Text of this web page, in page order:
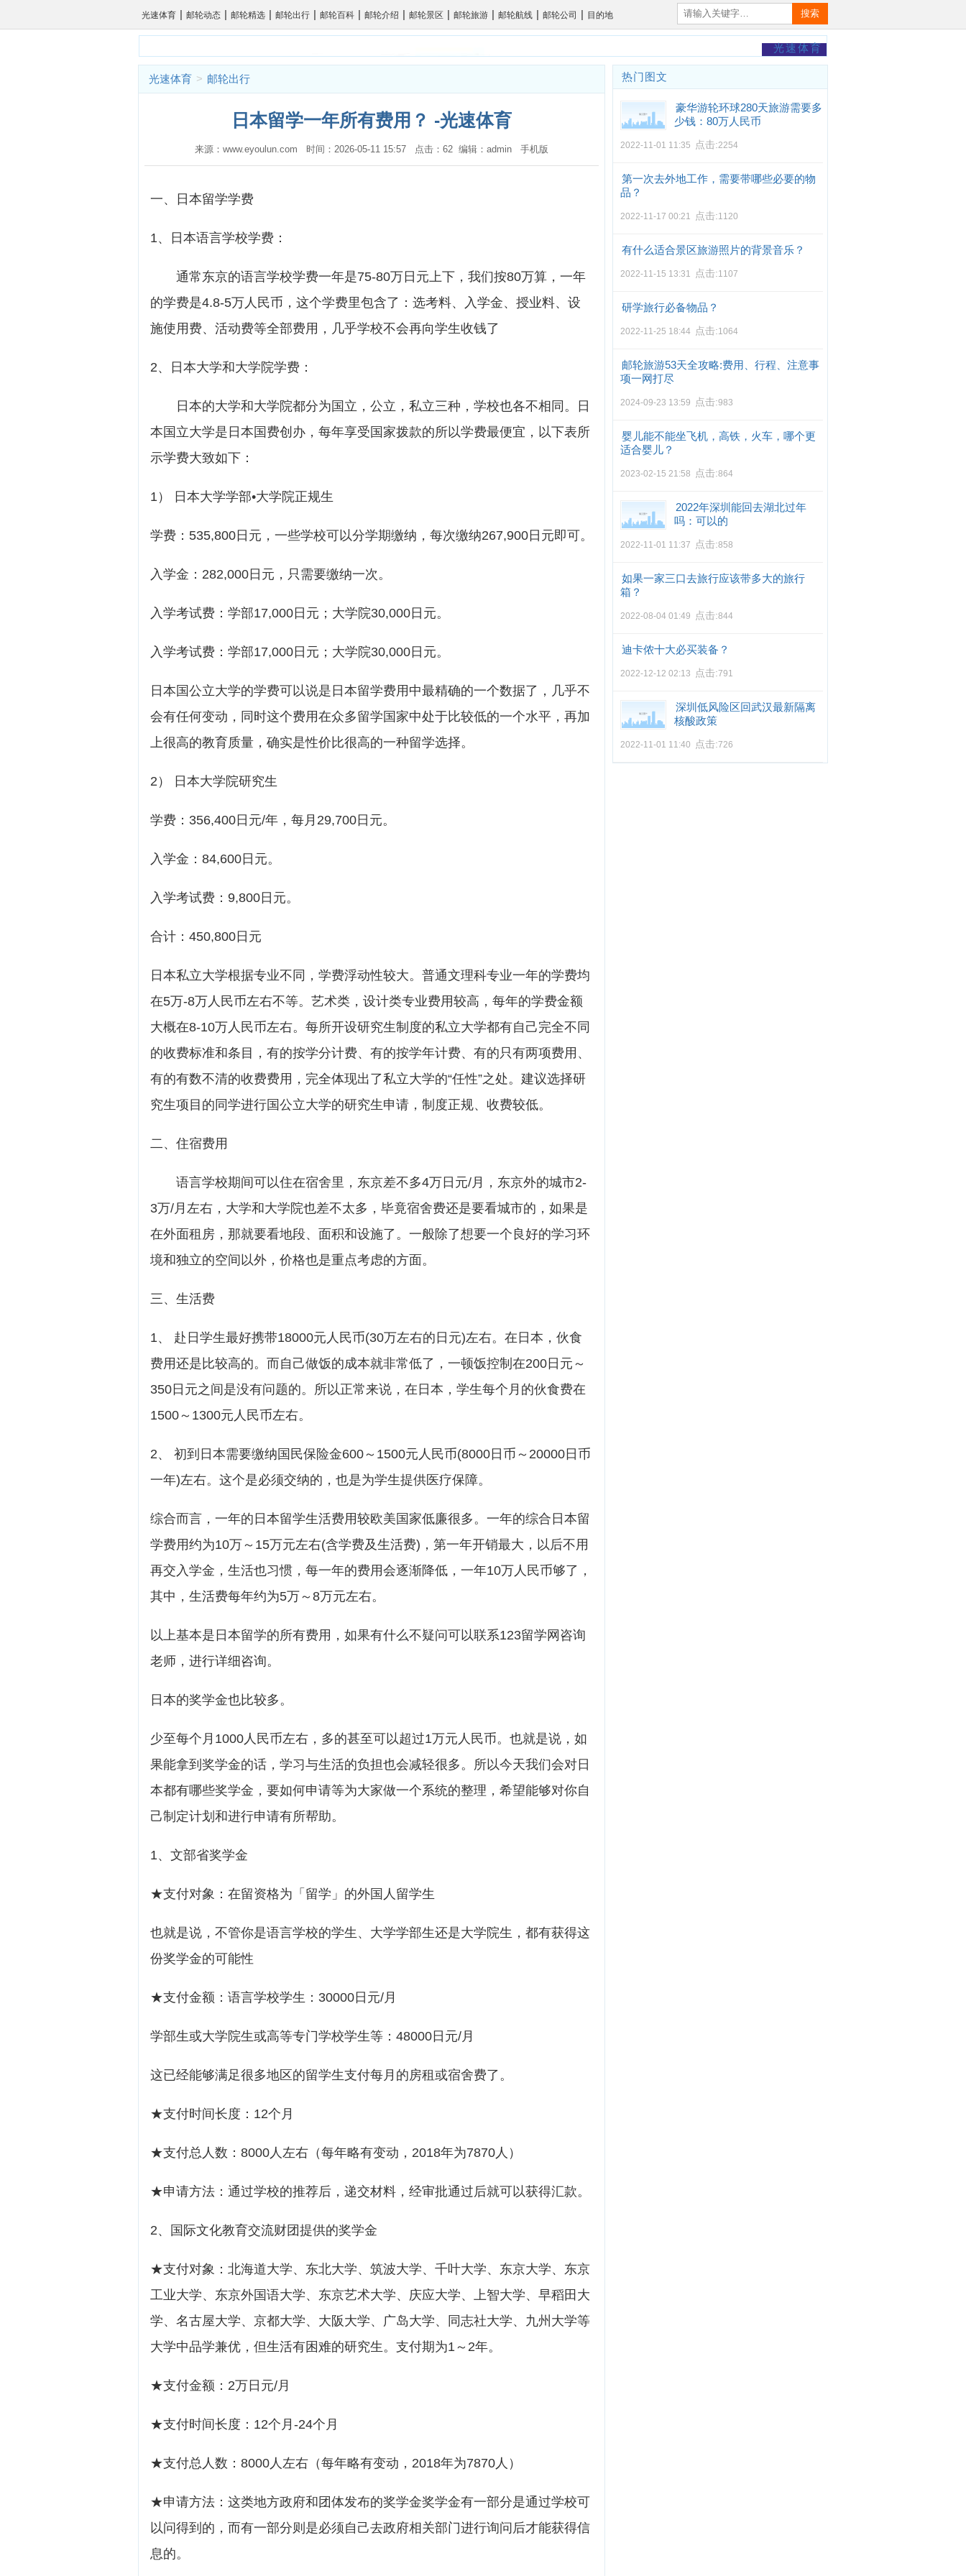
光速体育 | 邮轮动态 | 邮轮精选 | 邮轮出行 | 邮轮百科 | 邮轮介绍 | 邮轮景区 | 邮轮旅游 | 邮轮航线 | 邮轮公司 | 目的地 搜索
光速体育
光速体育 > 邮轮出行
日本留学一年所有费用？ -光速体育
来源：www.eyoulun.com 时间：2026-05-11 15:57 点击：62 编辑：admin 手机版
一、日本留学学费
1、日本语言学校学费：
通常东京的语言学校学费一年是75-80万日元上下，我们按80万算，一年
的学费是4.8-5万人民币，这个学费里包含了：选考料、入学金、授业料、设
施使用费、活动费等全部费用，几乎学校不会再向学生收钱了
2、日本大学和大学院学费：
日本的大学和大学院都分为国立，公立，私立三种，学校也各不相同。日
本国立大学是日本国费创办，每年享受国家拨款的所以学费最便宜，以下表所
示学费大致如下：
1） 日本大学学部•大学院正规生
学费：535,800日元，一些学校可以分学期缴纳，每次缴纳267,900日元即可。
入学金：282,000日元，只需要缴纳一次。
入学考试费：学部17,000日元；大学院30,000日元。
入学考试费：学部17,000日元；大学院30,000日元。
日本国公立大学的学费可以说是日本留学费用中最精确的一个数据了，几乎不
会有任何变动，同时这个费用在众多留学国家中处于比较低的一个水平，再加
上很高的教育质量，确实是性价比很高的一种留学选择。
2） 日本大学院研究生
学费：356,400日元/年，每月29,700日元。
入学金：84,600日元。
入学考试费：9,800日元。
合计：450,800日元
日本私立大学根据专业不同，学费浮动性较大。普通文理科专业一年的学费均
在5万-8万人民币左右不等。艺术类，设计类专业费用较高，每年的学费金额
大概在8-10万人民币左右。每所开设研究生制度的私立大学都有自己完全不同
的收费标准和条目，有的按学分计费、有的按学年计费、有的只有两项费用、
有的有数不清的收费费用，完全体现出了私立大学的“任性”之处。建议选择研
究生项目的同学进行国公立大学的研究生申请，制度正规、收费较低。
二、住宿费用
语言学校期间可以住在宿舍里，东京差不多4万日元/月，东京外的城市2-
3万/月左右，大学和大学院也差不太多，毕竟宿舍费还是要看城市的，如果是
在外面租房，那就要看地段、面积和设施了。一般除了想要一个良好的学习环
境和独立的空间以外，价格也是重点考虑的方面。
三、生活费
1、 赴日学生最好携带18000元人民币(30万左右的日元)左右。在日本，伙食
费用还是比较高的。而自己做饭的成本就非常低了，一顿饭控制在200日元～
350日元之间是没有问题的。所以正常来说，在日本，学生每个月的伙食费在
1500～1300元人民币左右。
2、 初到日本需要缴纳国民保险金600～1500元人民币(8000日币～20000日币
一年)左右。这个是必须交纳的，也是为学生提供医疗保障。
综合而言，一年的日本留学生活费用较欧美国家低廉很多。一年的综合日本留
学费用约为10万～15万元左右(含学费及生活费)，第一年开销最大，以后不用
再交入学金，生活也习惯，每一年的费用会逐渐降低，一年10万人民币够了，
其中，生活费每年约为5万～8万元左右。
以上基本是日本留学的所有费用，如果有什么不疑问可以联系123留学网咨询
老师，进行详细咨询。
日本的奖学金也比较多。
少至每个月1000人民币左右，多的甚至可以超过1万元人民币。也就是说，如
果能拿到奖学金的话，学习与生活的负担也会减轻很多。所以今天我们会对日
本都有哪些奖学金，要如何申请等为大家做一个系统的整理，希望能够对你自
己制定计划和进行申请有所帮助。
1、文部省奖学金
★支付对象：在留资格为「留学」的外国人留学生
也就是说，不管你是语言学校的学生、大学学部生还是大学院生，都有获得这
份奖学金的可能性
★支付金额：语言学校学生：30000日元/月
学部生或大学院生或高等专门学校学生等：48000日元/月
这已经能够满足很多地区的留学生支付每月的房租或宿舍费了。
★支付时间长度：12个月
★支付总人数：8000人左右（每年略有变动，2018年为7870人）
★申请方法：通过学校的推荐后，递交材料，经审批通过后就可以获得汇款。
2、国际文化教育交流财团提供的奖学金
★支付对象：北海道大学、东北大学、筑波大学、千叶大学、东京大学、东京
工业大学、东京外国语大学、东京艺术大学、庆应大学、上智大学、早稻田大
学、名古屋大学、京都大学、大阪大学、广岛大学、同志社大学、九州大学等
大学中品学兼优，但生活有困难的研究生。支付期为1～2年。
★支付金额：2万日元/月
★支付时间长度：12个月-24个月
★支付总人数：8000人左右（每年略有变动，2018年为7870人）
★申请方法：这类地方政府和团体发布的奖学金奖学金有一部分是通过学校可
以问得到的，而有一部分则是必须自己去政府相关部门进行询问后才能获得信
息的。
热门图文
豪华游轮环球280天旅游需要多
少钱：80万人民币
2022-11-01 11:35 点击:2254
第一次去外地工作，需要带哪些必要的物
品？
2022-11-17 00:21 点击:1120
有什么适合景区旅游照片的背景音乐？
2022-11-15 13:31 点击:1107
研学旅行必备物品？
2022-11-25 18:44 点击:1064
邮轮旅游53天全攻略:费用、行程、注意事
项一网打尽
2024-09-23 13:59 点击:983
婴儿能不能坐飞机，高铁，火车，哪个更
适合婴儿？
2023-02-15 21:58 点击:864
2022年深圳能回去湖北过年
吗：可以的
2022-11-01 11:37 点击:858
如果一家三口去旅行应该带多大的旅行
箱？
2022-08-04 01:49 点击:844
迪卡侬十大必买装备？
2022-12-12 02:13 点击:791
深圳低风险区回武汉最新隔离
核酸政策
2022-11-01 11:40 点击:726